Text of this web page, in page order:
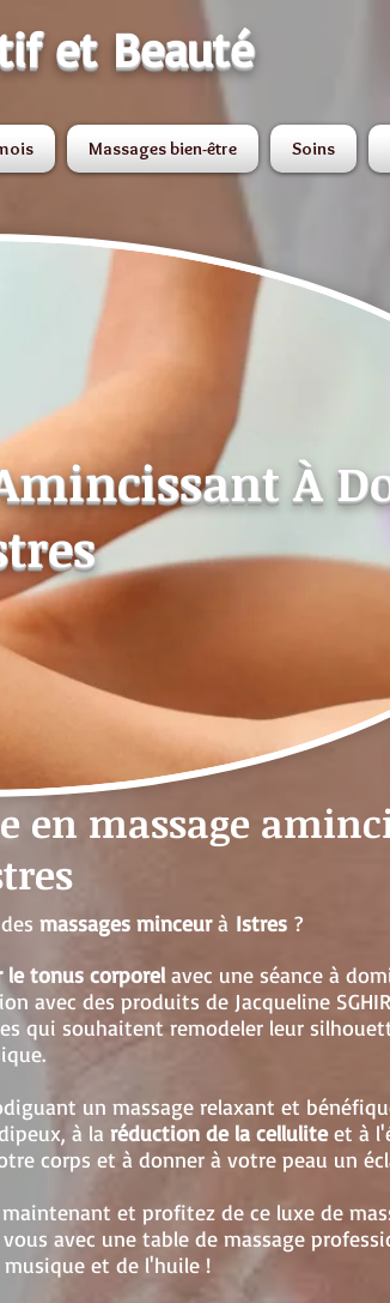
et Beauté
Massages bien-être Soins
À
en massage
massages minceurà Istres ?
le tonus corporelavec une séance à
avec des produits de Jacqueline
qui souhaitent remodeler leur
un massage relaxant et
à la réduction de la celluliteet à
corps et à donner à votre peau un
et profitez de ce luxe de
avec une table de massage
et de l'huile !